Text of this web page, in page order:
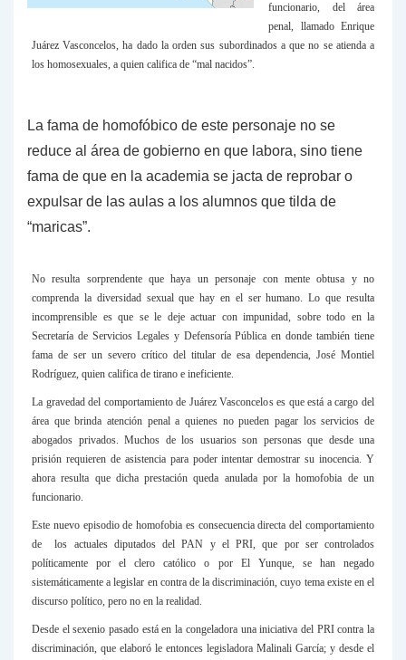
funcionario, del área
penal, llamado Enrique
Juárez Vasconcelos, ha dado la orden sus subordinados a que no se atienda a
los homosexuales, a quien califica de “mal nacidos”.
La fama de homofóbico de este personaje no se
reduce al área de gobierno en que labora, sino tiene
fama de que en la academia se jacta de reprobar o
expulsar de las aulas a los alumnos que tilda de
“maricas”.
No resulta sorprendente que haya un personaje con mente obtusa y no
comprenda la diversidad sexual que hay en el ser humano. Lo que resulta
incomprensible es que se le deje actuar con impunidad, sobre todo en la
Secretaría de Servicios Legales y Defensoría Pública en donde también tiene
fama de ser un severo crítico del titular de esa dependencia, José Montiel
Rodríguez, quien califica de tirano e ineficiente.
La gravedad del comportamiento de Juárez Vasconcelos es que está a cargo del
área que brinda atención penal a quienes no pueden pagar los servicios de
abogados privados. Muchos de los usuarios son personas que desde una
prisión requieren de asistencia para poder intentar demostrar su inocencia. Y
ahora resulta que dicha prestación queda anulada por la homofobia de un
funcionario.
Este nuevo episodio de homofobia es consecuencia directa del comportamiento
de los actuales diputados del PAN y el PRI, que por ser controlados
políticamente por el clero católico o por El Yunque, se han negado
sistemáticamente a legislar en contra de la discriminación, cuyo tema existe en el
discurso político, pero no en la realidad.
Desde el sexenio pasado está en la congeladora una iniciativa del PRI contra la
discriminación, que elaboró le entonces legisladora Malinali García; y desde el